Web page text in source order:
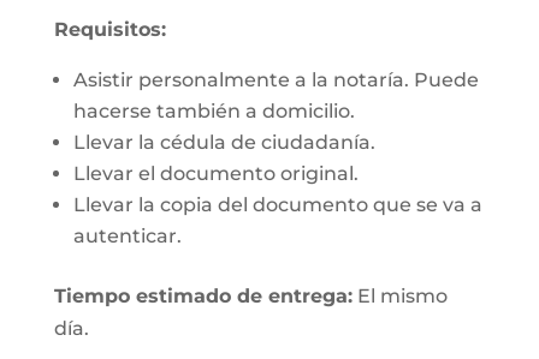
Requisitos:
Asistir personalmente a la notaría. Puede
hacerse también a domicilio.
Llevar la cédula de ciudadanía.
Llevar el documento original.
Llevar la copia del documento que se va a
autenticar.
Tiempo estimado de entrega:El mismo
día.